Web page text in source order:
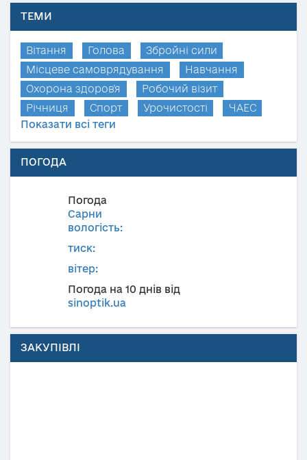
ТЕМИ
Вітання Голова
Збройні сили
Місцеве самоврядування
Навчання
Охорона здоров'я
Робочий візит
Річниця
Спорт Урочистості
ЧАЕС
Показати всі теги
ПОГОДА
Погода
Сарни
вологість:
тиск:
вітер:
Погода на 10 днів від
sinoptik.ua
ЗАКУПІВЛІ